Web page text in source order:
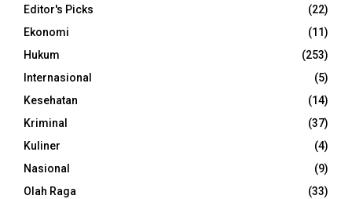
Editor's Picks
(22)
Ekonomi
(11)
Hukum
(253)
Internasional
(5)
Kesehatan
(14)
Kriminal
(37)
Kuliner
(4)
Nasional
(9)
Olah Raga
(33)